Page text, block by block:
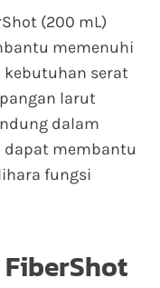
(200 mL)
memenuhi
kebutuhan serat
larut
dalam
dapat membantu
fungsi